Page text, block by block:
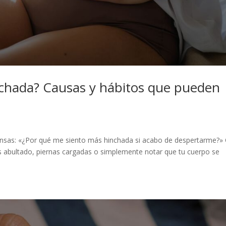
Causas y hábitos que pueden
«¿Por qué me siento más hinchada si acabo de despertarme?»
piernas cargadas o simplemente notar que tu cuerpo se